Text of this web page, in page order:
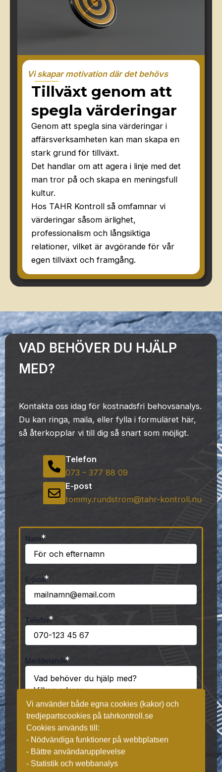
Vi skapar motivation där det behövs
Tillväxt genom att
spegla värderingar
Genom att spegla sina värderingar i
affärsverksamheten kan man skapa en
stark grund för tillväxt.
Det handlar om att agera i linje med det
man tror på och skapa en meningsfull
kultur.
Hos TAHR Kontroll så omfamnar vi
värderingar såsom ärlighet,
professionalism och långsiktiga
relationer, vilket är avgörande för vår
egen tillväxt och framgång.
VAD BEHÖVER DU HJÄLP
MED?
Kontakta oss idag för kostnadsfri behovsanalys.
Du kan ringa, maila, eller fylla i formuläret här,
så återkopplar vi till dig så snart som möjligt.
Telefon
073 – 377 88 09
E-post
tommy.rundstrom@tahr-kontroll.nu
Namn*
E-post*
Telefon*
Meddelande*
Vi använder både egna cookies (kakor) och
tredjepartscookies på tahrkontroll.se
Cookies används till:
- Nödvändiga funktioner på webbplatsen
- Bättre användarupplevelse
- Statistik och webbanalys